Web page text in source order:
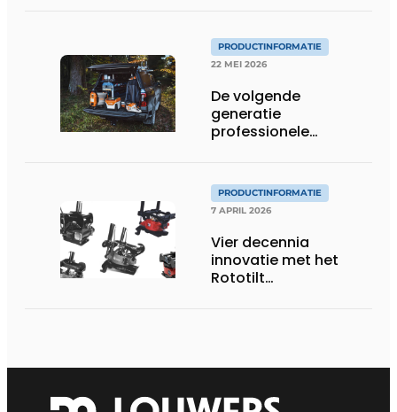
PRODUCTINFORMATIE
22 MEI 2026
De volgende
generatie
professionele
PRODUCTINFORMATIE
7 APRIL 2026
Vier decennia
innovatie met het
Rototilt